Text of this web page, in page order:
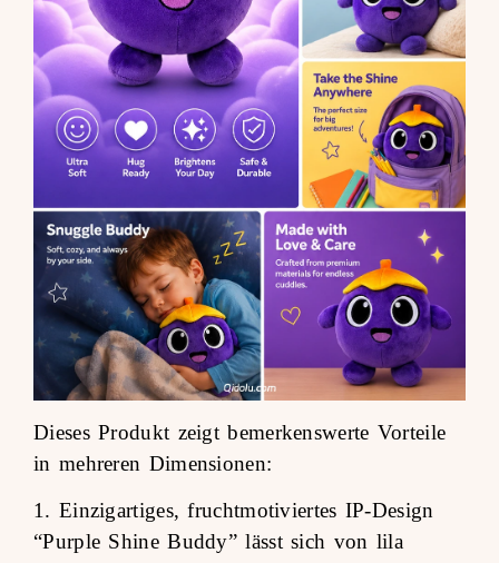
Dieses Produkt zeigt bemerkenswerte Vorteile
in mehreren Dimensionen:
1. Einzigartiges, fruchtmotiviertes IP-Design
“Purple Shine Buddy” lässt sich von lila